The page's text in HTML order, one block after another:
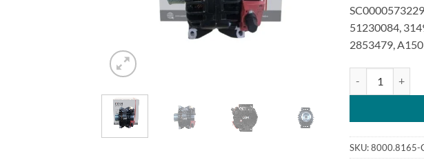
51230084,
2853479,
SKU:8000.8165-